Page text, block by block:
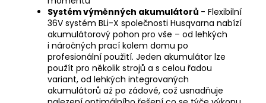
Systém výměnných akumulátorů - Flexibilní
36V systém BLi-X společnosti Husqvarna nabízí
akumulátorový pohon pro vše – od lehkých
i náročných prací kolem domu po
profesionální použití. Jeden akumulátor lze
použít pro několik strojů a s celou řadou
variant, od lehkých integrovaných
akumulátorů až po zádové, což usnadňuje